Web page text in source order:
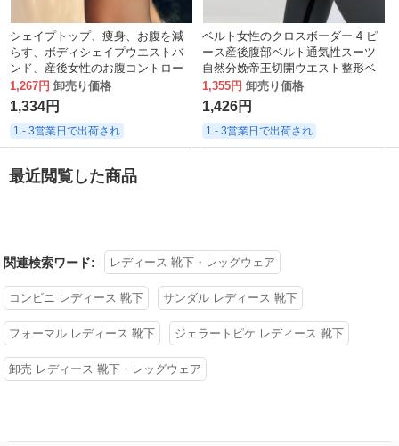
シェイプトップ、痩身、お腹を減
らす、ボディシェイプウエストバ
ンド、産後女性のお腹コントロー
ル、胸をサポートするベスト、薄
いスタイル、背中に最適
1,267円 卸売り価格
1,334円
1 - 3営業日で出荷され
ベルト女性のクロスボーダー 4 ピ
ース産後腹部ベルト通気性スーツ
自然分娩帝王切開ウエスト整形ベ
ルト
1,355円 卸売り価格
1,426円
1 - 3営業日で出荷され
最近閲覧した商品
関連検索ワード: レディース 靴下・レッグウェア
コンビニ レディース 靴下 サンダル レディース 靴下
フォーマル レディース 靴下 ジェラートピケ レディース 靴下
卸売 レディース 靴下・レッグウェア